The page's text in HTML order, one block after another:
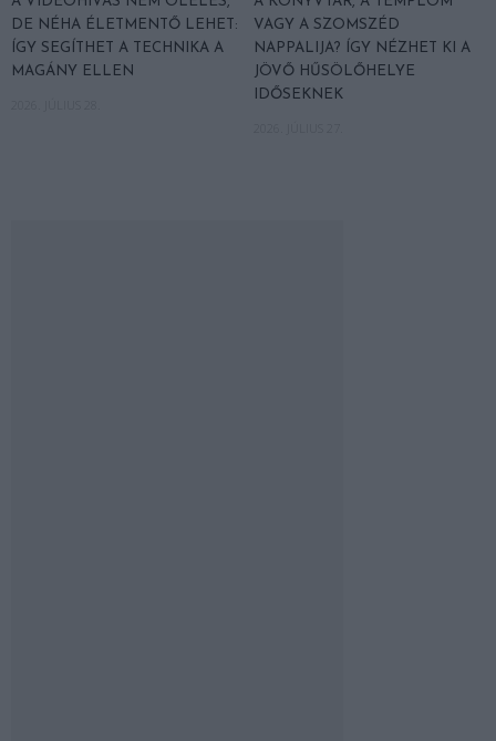
DE NÉHA ÉLETMENTŐ LEHET:
ÍGY SEGÍTHET A TECHNIKA A
MAGÁNY ELLEN
VAGY A SZOMSZÉD
NAPPALIJA? ÍGY NÉZHET KI A
JÖVŐ HŰSÖLŐHELYE
IDŐSEKNEK